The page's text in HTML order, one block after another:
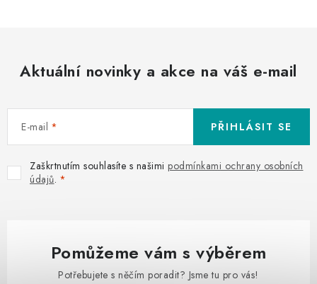
Aktuální novinky a akce na váš e-mail
E-mail
Zaškrtnutím souhlasíte s našimi podmínkami ochrany osobních
údajů.
PŘIHLÁSIT SE
Pomůžeme vám s výběrem
Potřebujete s něčím poradit? Jsme tu pro vás!